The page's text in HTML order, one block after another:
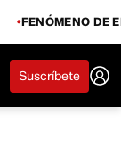
FENÓMENO DE
Suscríbete